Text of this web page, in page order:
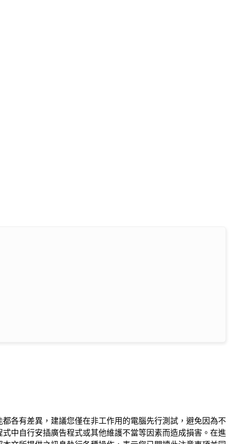
各有差異，建議您僅在非工作用的電腦先行測試，避免因為不
中自行安插廣告程式或其他維護不當等因素而造成損害。在進